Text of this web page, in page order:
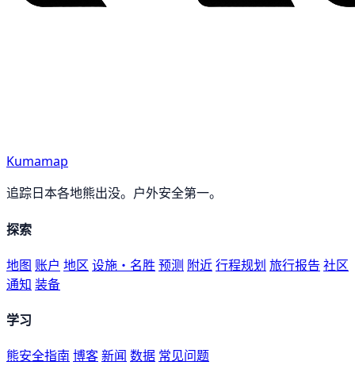
Kumamap
追踪日本各地熊出没。户外安全第一。
探索
地图 账户 地区 设施・名胜 预测 附近行程规划 旅行报告 社区
通知 装备
学习
熊安全指南 博客新闻 数据 常见问题